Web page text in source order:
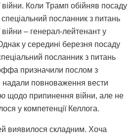
війни. Коли Трамп обійняв посаду
посланник з питань
війни – генерал-лейтенант у
у середині березня посаду
посланник з питань
призначили послом з
надали повноваження вести
щодо припинення війни, але не
у компетенції Келлога.
виявилося складним. Хоча